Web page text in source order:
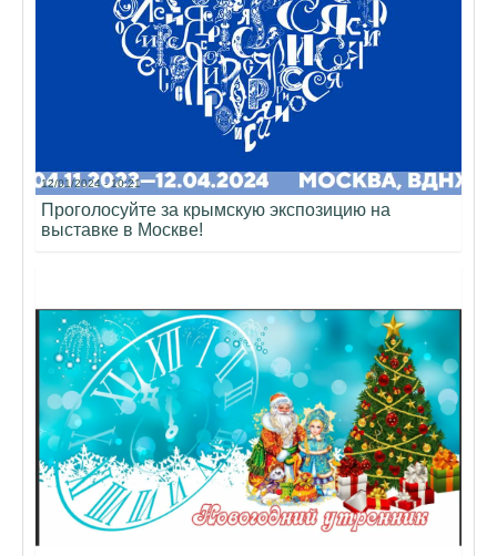
12/01/2024 - 10:21
Проголосуйте за крымскую экспозицию на
выставке в Москве!